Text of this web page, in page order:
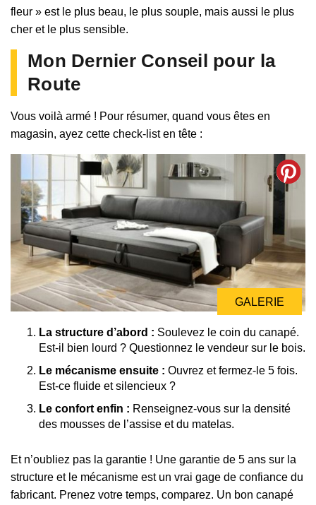
fleur » est le plus beau, le plus souple, mais aussi le plus
cher et le plus sensible.
Mon Dernier Conseil pour la
Route
Vous voilà armé ! Pour résumer, quand vous êtes en
magasin, ayez cette check-list en tête :
GALERIE
La structure d’abord : Soulevez le coin du canapé.
Est-il bien lourd ? Questionnez le vendeur sur le bois.
Le mécanisme ensuite : Ouvrez et fermez-le 5 fois.
Est-ce fluide et silencieux ?
Le confort enfin : Renseignez-vous sur la densité
des mousses de l’assise et du matelas.
Et n’oubliez pas la garantie ! Une garantie de 5 ans sur la
structure et le mécanisme est un vrai gage de confiance du
fabricant. Prenez votre temps, comparez. Un bon canapé